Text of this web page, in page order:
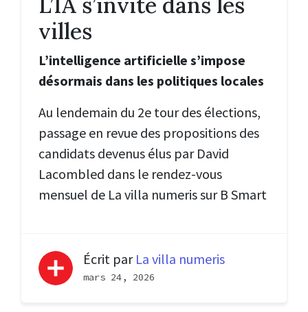
villes
L’intelligence artificielle s’impose
désormais dans les politiques locales
Au lendemain du 2e tour des élections,
passage en revue des propositions des
candidats devenus élus par David
Lacombled dans le rendez-vous
mensuel de La villa numeris sur B Smart
Écrit par La villa numeris
mars 24, 2026